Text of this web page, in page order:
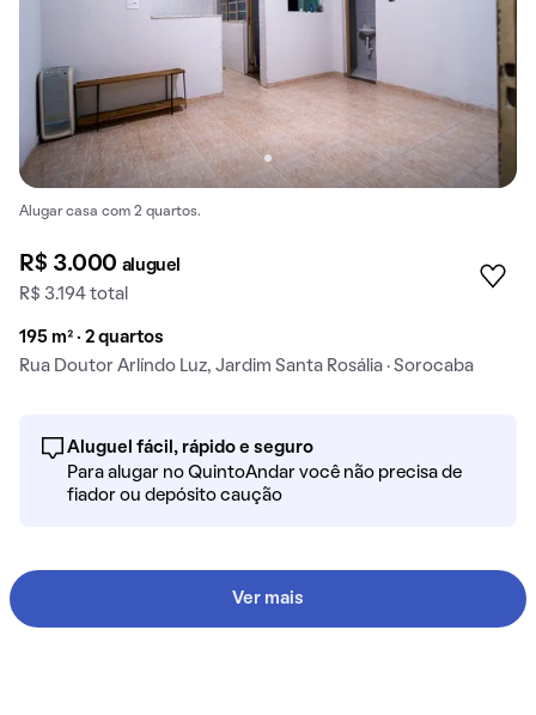
Alugar casa com 2 quartos.
R$ 3.000 aluguel
R$ 3.194 total
195 m² · 2 quartos
Rua Doutor Arlíndo Luz, Jardim Santa Rosália · Sorocaba
Aluguel fácil, rápido e seguro
Para alugar no QuintoAndar você não precisa de
fiador ou depósito caução
Ver mais